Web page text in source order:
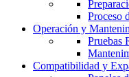
Proceso
Operación y
Pruebas
Compatibilidad y